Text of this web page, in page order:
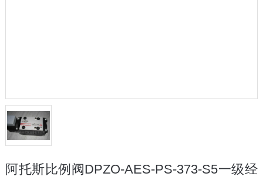
阿托斯比例阀DPZO-AES-PS-373-S5一级经